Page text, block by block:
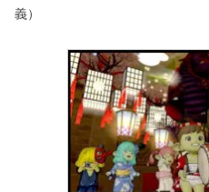
義）